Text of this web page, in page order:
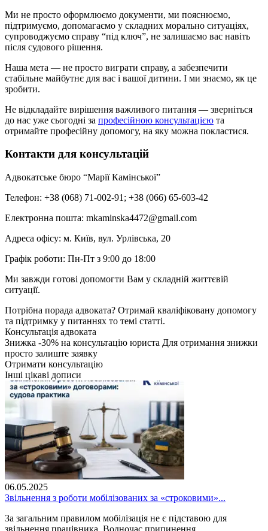
Ми не просто оформлюємо документи, ми пояснюємо,
підтримуємо, допомагаємо у складних морально ситуаціях,
супроводжуємо справу “під ключ”, не залишаємо вас навіть
після судового рішення.
Наша мета — не просто виграти справу, а забезпечити
стабільне майбутнє для вас і вашої дитини. І ми знаємо, як це
зробити.
Не відкладайте вирішення важливого питання — зверніться
до нас уже сьогодні за професійною консультацією та
отримайте професійну допомогу, на яку можна покластися.
Контакти для консультацій
Адвокатське бюро “Марії Камінської”
Телефон: +38 (068) 71-002-91; +38 (066) 65-603-42
Електронна пошта: mkaminska4472@gmail.com
Адреса офісу: м. Київ, вул. Урлівська, 20
Графік роботи: Пн-Пт з 9:00 до 18:00
Ми завжди готові допомогти Вам у складній життєвій
ситуації.
Потрібна порада адвоката? Отримай кваліфіковану допомогу
та підтримку у питаннях то темі статті.
Консультація адвоката
Знижка -30% на консультацію юриста Для отримання знижки
просто залиште заявку
Отримати консультацію
Інші цікаві дописи
06.05.2025
Звільнення з роботи мобілізованих за «строковими»...
За загальним правилом мобілізація не є підставою для